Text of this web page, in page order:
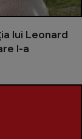
lui Leonard
l-a